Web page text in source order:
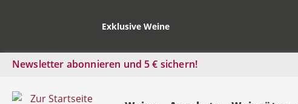
Exklusive Weine
Newsletter abonnieren und 5 € sichern!